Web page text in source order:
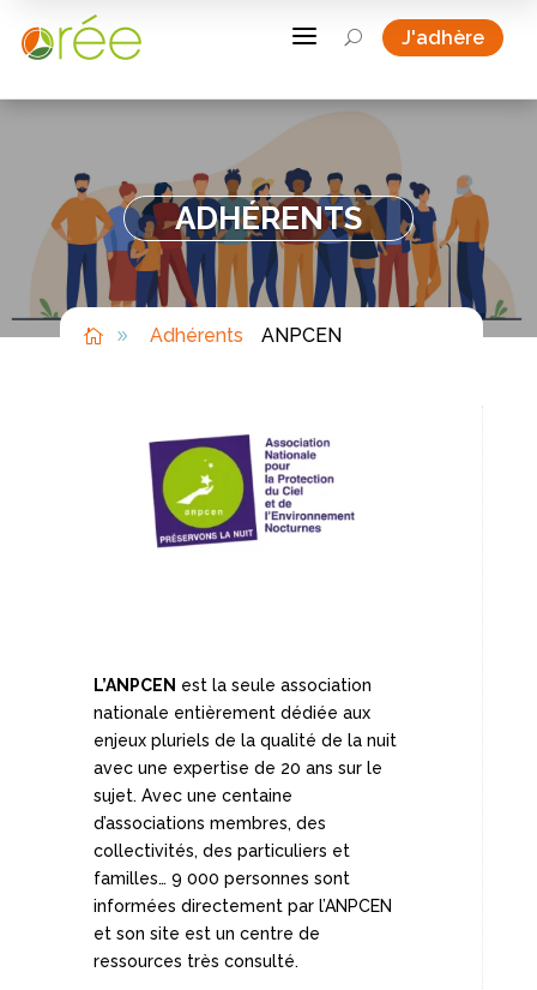
a U J'adhère
ADHÉRENTS
 9 Adhérents ANPCEN
L’ANPCEN est la seule association
nationale entièrement dédiée aux
enjeux pluriels de la qualité de la nuit
avec une expertise de 20 ans sur le
sujet. Avec une centaine
d’associations membres, des
collectivités, des particuliers et
familles… 9 000 personnes sont
informées directement par l’ANPCEN
et son site est un centre de
ressources très consulté.